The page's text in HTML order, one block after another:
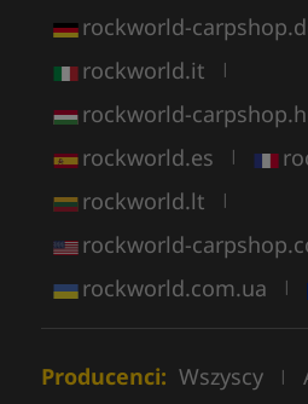
rockworld-
rockworld.it |
rockworld-
rockworld.es |
rockworld.lt |
rockworld-
rockworld.com.ua |
Producenci: Wszyscy |